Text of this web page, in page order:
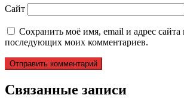
Сайт
Сохранить моё имя, email и адрес сайта
последующих моих комментариев.
Связанные записи